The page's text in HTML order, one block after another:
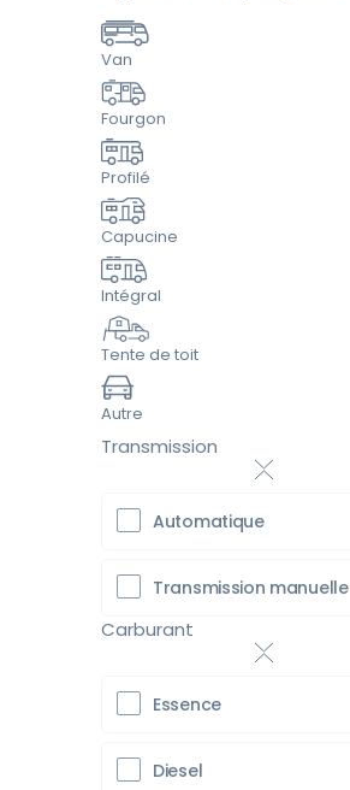
Van
Fourgon
Profilé
Capucine
Intégral
Tente de toit
Autre
Transmission
Automatique
Transmission manuelle
Carburant
Essence
Diesel